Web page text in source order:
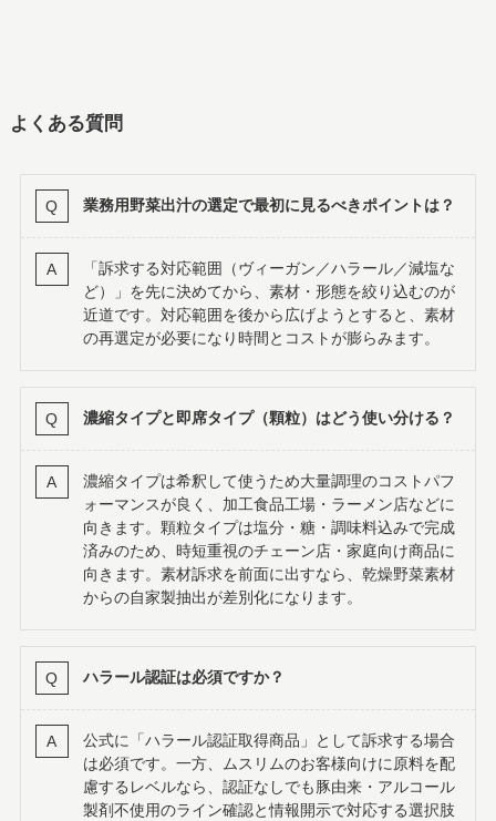
よくある質問
業務用野菜出汁の選定で最初に見るべきポイントは？
「訴求する対応範囲（ヴィーガン／ハラール／減塩な
ど）」を先に決めてから、素材・形態を絞り込むのが
近道です。対応範囲を後から広げようとすると、素材
の再選定が必要になり時間とコストが膨らみます。
濃縮タイプと即席タイプ（顆粒）はどう使い分ける？
濃縮タイプは希釈して使うため大量調理のコストパフ
ォーマンスが良く、加工食品工場・ラーメン店などに
向きます。顆粒タイプは塩分・糖・調味料込みで完成
済みのため、時短重視のチェーン店・家庭向け商品に
向きます。素材訴求を前面に出すなら、乾燥野菜素材
からの自家製抽出が差別化になります。
ハラール認証は必須ですか？
公式に「ハラール認証取得商品」として訴求する場合
は必須です。一方、ムスリムのお客様向けに原料を配
慮するレベルなら、認証なしでも豚由来・アルコール
製剤不使用のライン確認と情報開示で対応する選択肢